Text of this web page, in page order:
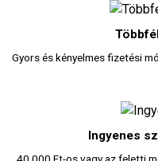
Gyors és kényelmes fizetési
Ingyenes
40 000 Ft-os vagy az feletti